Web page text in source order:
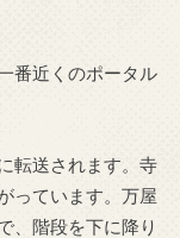
番近くのポータル
転送されます。寺
っています。万屋
、階段を下に降り